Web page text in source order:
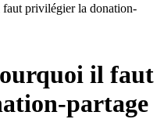
privilégier la donation-
il faut
partage